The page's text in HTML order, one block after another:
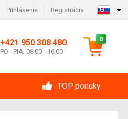
Prihlásenie Registrácia
+421 950 308 480
PO - PIA, 08:00 - 16:00
0
TOP ponuky